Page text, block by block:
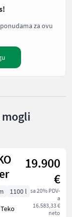
za ovu
19.900
€
sa 20% PDV-
a
16.583,33 €
neto
1100 l